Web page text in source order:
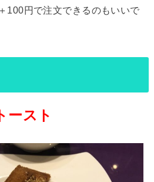
100円で注文できるのもいいで
ースト